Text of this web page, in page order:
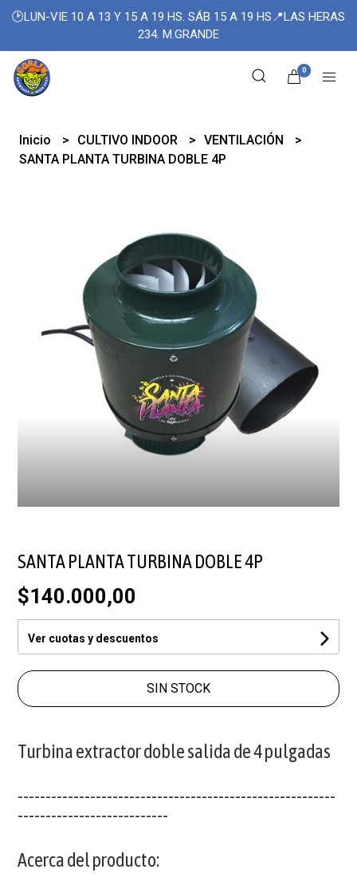
🕑LUN-VIE 10 A 13 Y 15 A 19 HS. SÁB 15 A 19 HS📍LAS HERAS
234. M.GRANDE
0
Inicio CULTIVO INDOOR
VENTILACIÓN
SANTA PLANTA TURBINA DOBLE 4P
SANTA PLANTA TURBINA DOBLE 4P
$140.000,00
Ver cuotas y descuentos
SIN STOCK
Turbina extractor doble salida de 4 pulgadas
---------------------------------------------------------
---------------------------
Acerca del producto: